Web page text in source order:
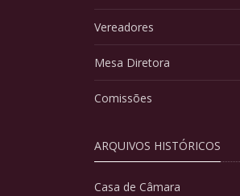
Vereadores
Mesa Diretora
Comissões
ARQUIVOS HISTÓRICOS
Casa de Câmara